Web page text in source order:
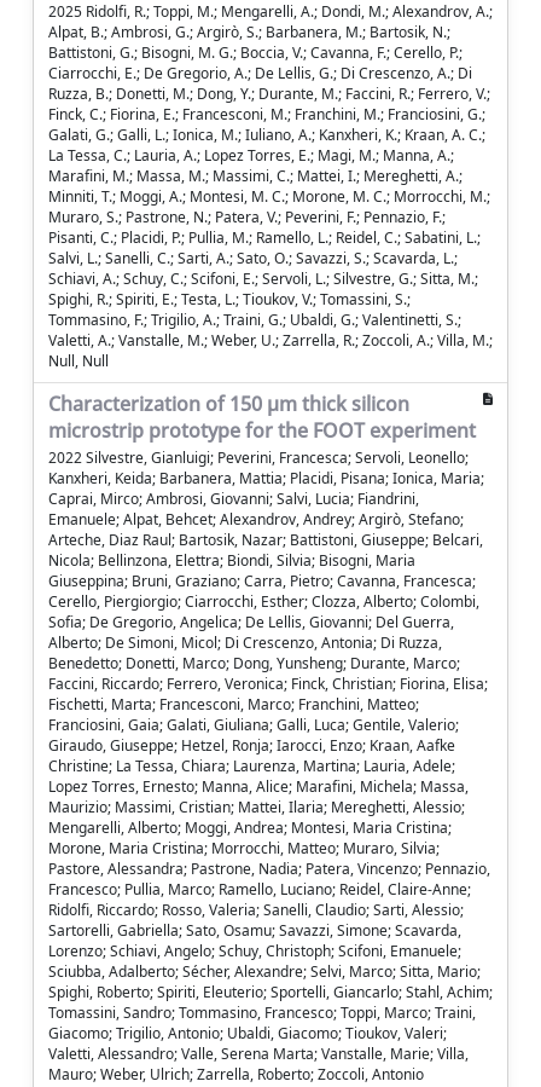
2025 Ridolfi, R.; Toppi, M.; Mengarelli, A.; Dondi, M.; Alexandrov, A.;
Alpat, B.; Ambrosi, G.; Argirò, S.; Barbanera, M.; Bartosik, N.;
Battistoni, G.; Bisogni, M. G.; Boccia, V.; Cavanna, F.; Cerello, P.;
Ciarrocchi, E.; De Gregorio, A.; De Lellis, G.; Di Crescenzo, A.; Di
Ruzza, B.; Donetti, M.; Dong, Y.; Durante, M.; Faccini, R.; Ferrero, V.;
Finck, C.; Fiorina, E.; Francesconi, M.; Franchini, M.; Franciosini, G.;
Galati, G.; Galli, L.; Ionica, M.; Iuliano, A.; Kanxheri, K.; Kraan, A. C.;
La Tessa, C.; Lauria, A.; Lopez Torres, E.; Magi, M.; Manna, A.;
Marafini, M.; Massa, M.; Massimi, C.; Mattei, I.; Mereghetti, A.;
Minniti, T.; Moggi, A.; Montesi, M. C.; Morone, M. C.; Morrocchi, M.;
Muraro, S.; Pastrone, N.; Patera, V.; Peverini, F.; Pennazio, F.;
Pisanti, C.; Placidi, P.; Pullia, M.; Ramello, L.; Reidel, C.; Sabatini, L.;
Salvi, L.; Sanelli, C.; Sarti, A.; Sato, O.; Savazzi, S.; Scavarda, L.;
Schiavi, A.; Schuy, C.; Scifoni, E.; Servoli, L.; Silvestre, G.; Sitta, M.;
Spighi, R.; Spiriti, E.; Testa, L.; Tioukov, V.; Tomassini, S.;
Tommasino, F.; Trigilio, A.; Traini, G.; Ubaldi, G.; Valentinetti, S.;
Valetti, A.; Vanstalle, M.; Weber, U.; Zarrella, R.; Zoccoli, A.; Villa, M.;
Null, Null
Characterization of 150 μm thick silicon
microstrip prototype for the FOOT experiment
2022 Silvestre, Gianluigi; Peverini, Francesca; Servoli, Leonello;
Kanxheri, Keida; Barbanera, Mattia; Placidi, Pisana; Ionica, Maria;
Caprai, Mirco; Ambrosi, Giovanni; Salvi, Lucia; Fiandrini,
Emanuele; Alpat, Behcet; Alexandrov, Andrey; Argirò, Stefano;
Arteche, Diaz Raul; Bartosik, Nazar; Battistoni, Giuseppe; Belcari,
Nicola; Bellinzona, Elettra; Biondi, Silvia; Bisogni, Maria
Giuseppina; Bruni, Graziano; Carra, Pietro; Cavanna, Francesca;
Cerello, Piergiorgio; Ciarrocchi, Esther; Clozza, Alberto; Colombi,
Sofia; De Gregorio, Angelica; De Lellis, Giovanni; Del Guerra,
Alberto; De Simoni, Micol; Di Crescenzo, Antonia; Di Ruzza,
Benedetto; Donetti, Marco; Dong, Yunsheng; Durante, Marco;
Faccini, Riccardo; Ferrero, Veronica; Finck, Christian; Fiorina, Elisa;
Fischetti, Marta; Francesconi, Marco; Franchini, Matteo;
Franciosini, Gaia; Galati, Giuliana; Galli, Luca; Gentile, Valerio;
Giraudo, Giuseppe; Hetzel, Ronja; Iarocci, Enzo; Kraan, Aafke
Christine; La Tessa, Chiara; Laurenza, Martina; Lauria, Adele;
Lopez Torres, Ernesto; Manna, Alice; Marafini, Michela; Massa,
Maurizio; Massimi, Cristian; Mattei, Ilaria; Mereghetti, Alessio;
Mengarelli, Alberto; Moggi, Andrea; Montesi, Maria Cristina;
Morone, Maria Cristina; Morrocchi, Matteo; Muraro, Silvia;
Pastore, Alessandra; Pastrone, Nadia; Patera, Vincenzo; Pennazio,
Francesco; Pullia, Marco; Ramello, Luciano; Reidel, Claire-Anne;
Ridolfi, Riccardo; Rosso, Valeria; Sanelli, Claudio; Sarti, Alessio;
Sartorelli, Gabriella; Sato, Osamu; Savazzi, Simone; Scavarda,
Lorenzo; Schiavi, Angelo; Schuy, Christoph; Scifoni, Emanuele;
Sciubba, Adalberto; Sécher, Alexandre; Selvi, Marco; Sitta, Mario;
Spighi, Roberto; Spiriti, Eleuterio; Sportelli, Giancarlo; Stahl, Achim;
Tomassini, Sandro; Tommasino, Francesco; Toppi, Marco; Traini,
Giacomo; Trigilio, Antonio; Ubaldi, Giacomo; Tioukov, Valeri;
Valetti, Alessandro; Valle, Serena Marta; Vanstalle, Marie; Villa,
Mauro; Weber, Ulrich; Zarrella, Roberto; Zoccoli, Antonio